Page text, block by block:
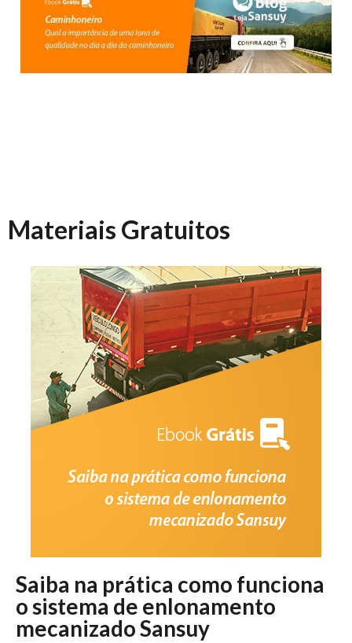
Materiais Gratuitos
Saiba na prática como funciona
o sistema de enlonamento
mecanizado Sansuy